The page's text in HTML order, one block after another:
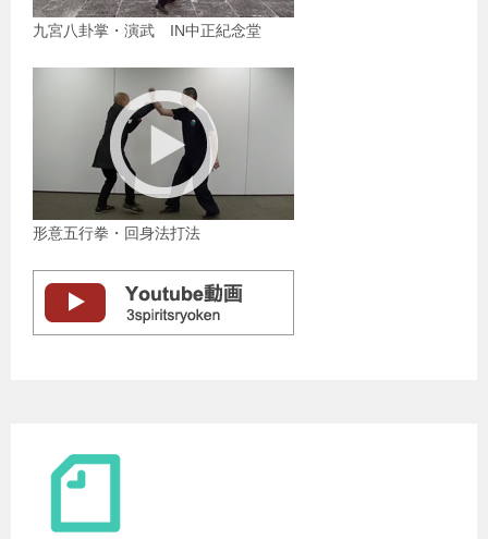
九宮八卦掌・演武 IN中正紀念堂
形意五行拳・回身法打法